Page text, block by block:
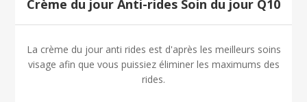
Crème du jour Anti-rides Soin du jour Q10
La crème du jour anti rides est d'après les meilleurs soins
visage afin que vous puissiez éliminer les maximums des
rides.